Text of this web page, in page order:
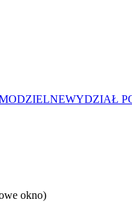
WYDZIAŁ
okno)